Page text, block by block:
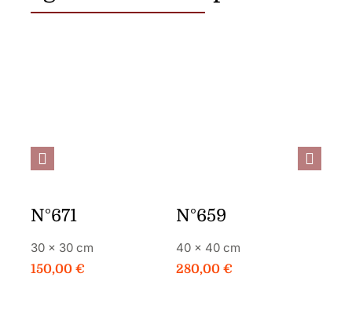
N°671
30 × 30 cm
150,00 €
N°659
40 × 40 cm
280,00 €